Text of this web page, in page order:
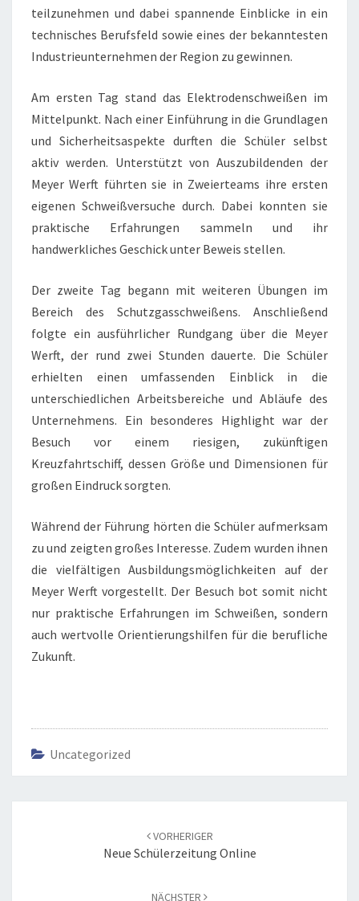
teilzunehmen und dabei spannende Einblicke in ein
technisches Berufsfeld sowie eines der bekanntesten
Industrieunternehmen der Region zu gewinnen.
Am ersten Tag stand das Elektrodenschweißen im
Mittelpunkt. Nach einer Einführung in die Grundlagen
und Sicherheitsaspekte durften die Schüler selbst
aktiv werden. Unterstützt von Auszubildenden der
Meyer Werft führten sie in Zweierteams ihre ersten
eigenen Schweißversuche durch. Dabei konnten sie
praktische Erfahrungen sammeln und ihr
handwerkliches Geschick unter Beweis stellen.
Der zweite Tag begann mit weiteren Übungen im
Bereich des Schutzgasschweißens. Anschließend
folgte ein ausführlicher Rundgang über die Meyer
Werft, der rund zwei Stunden dauerte. Die Schüler
erhielten einen umfassenden Einblick in die
unterschiedlichen Arbeitsbereiche und Abläufe des
Unternehmens. Ein besonderes Highlight war der
Besuch vor einem riesigen, zukünftigen
Kreuzfahrtschiff, dessen Größe und Dimensionen für
großen Eindruck sorgten.
Während der Führung hörten die Schüler aufmerksam
zu und zeigten großes Interesse. Zudem wurden ihnen
die vielfältigen Ausbildungsmöglichkeiten auf der
Meyer Werft vorgestellt. Der Besuch bot somit nicht
nur praktische Erfahrungen im Schweißen, sondern
auch wertvolle Orientierungshilfen für die berufliche
Zukunft.
Uncategorized
VORHERIGER
Neue Schülerzeitung Online
NÄCHSTER